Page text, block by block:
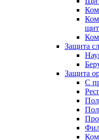
Защита
Защита
С